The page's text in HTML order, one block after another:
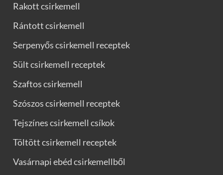
Rakott csirkemell
Rántott csirkemell
Serpenyős csirkemell receptek
Sült csirkemell receptek
Szaftos csirkemell
Szószos csirkemell receptek
Tejszínes csirkemell csíkok
Töltött csirkemell receptek
Vasárnapi ebéd csirkemellből